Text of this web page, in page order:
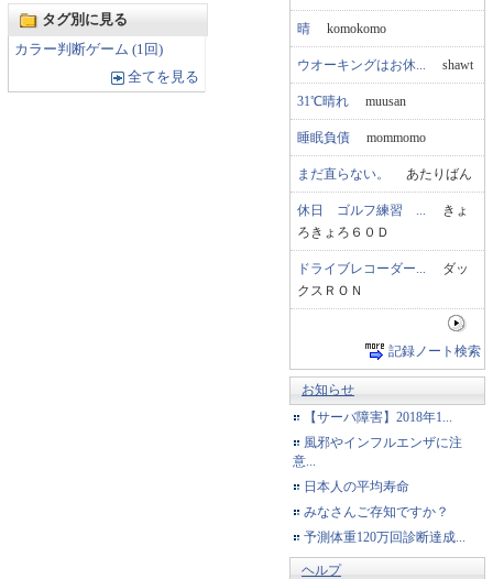
タグ別に見る
カラー判断ゲーム (1回)
全てを見る
晴 komokomo
ウオーキングはお休... shawt
31℃晴れ muusan
睡眠負債 mommomo
まだ直らない。 あたりばん
休日 ゴルフ練習 ...
きょ
ろきょろ６０Ｄ
ドライブレコーダー...
ダッ
クスＲＯＮ
記録ノート検索
お知らせ
【サーバ障害】2018年1...
風邪やインフルエンザに注
意...
日本人の平均寿命
みなさんご存知ですか？
予測体重120万回診断達成...
ヘルプ